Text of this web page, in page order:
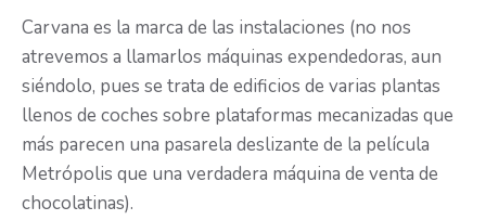
Carvana es la marca de las instalaciones (no nos
atrevemos a llamarlos máquinas expendedoras, aun
siéndolo, pues se trata de edificios de varias plantas
llenos de coches sobre plataformas mecanizadas que
más parecen una pasarela deslizante de la película
Metrópolis que una verdadera máquina de venta de
chocolatinas).